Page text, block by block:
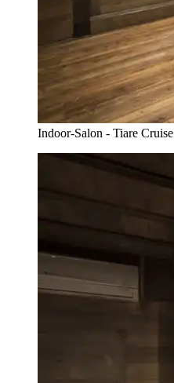
Indoor-Salon - Tiare Cruise